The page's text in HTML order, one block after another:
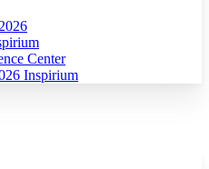
Center
Inspirium